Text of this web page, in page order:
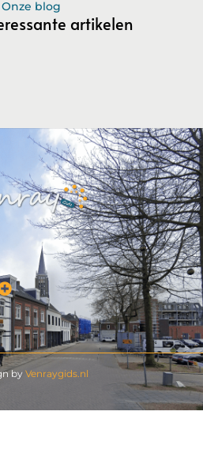
Onze blog
artikelen
by Venraygids.nl